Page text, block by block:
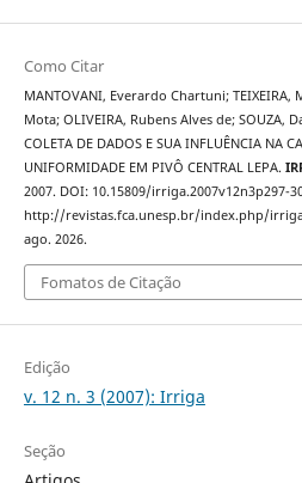
Como Citar
MANTOVANI, Everardo Chartuni; TEIXEIRA,
Mota; OLIVEIRA, Rubens Alves de; SOUZA,
COLETA DE DADOS E SUA INFLUÊNCIA NA
UNIFORMIDADE EM PIVÔ CENTRAL LEPA.
2007. DOI: 10.15809/irriga.2007v12n3p297-
http://revistas.fca.unesp.br/index.php/
ago. 2026.
Fomatos de Citação
Edição
v. 12 n. 3 (2007): Irriga
Seção